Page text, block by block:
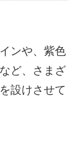
ンや、紫色
ど、さまざ
設けさせて